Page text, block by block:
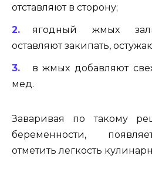
отставляют в сторону;
ягодный жмых
оставляют закипать,
в жмых добавляют
мед.
Заваривая по такому
беременности,
отметить легкость